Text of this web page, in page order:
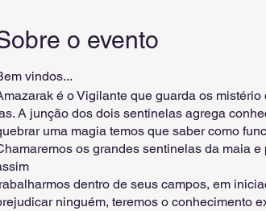
o evento
vindos...
é o Vigilante que guarda os
A junção dos dois sentinelas agrega
uma magia temos que saber como
os grandes sentinelas da maia
dentro de seus campos, em
ninguém, teremos o conhecimento